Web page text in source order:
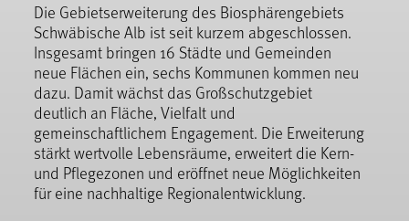
Die Gebietserweiterung des Biosphärengebiets
Schwäbische Alb ist seit kurzem abgeschlossen.
Insgesamt bringen 16 Städte und Gemeinden
neue Flächen ein, sechs Kommunen kommen neu
dazu. Damit wächst das Großschutzgebiet
deutlich an Fläche, Vielfalt und
gemeinschaftlichem Engagement. Die Erweiterung
stärkt wertvolle Lebensräume, erweitert die Kern-
und Pflegezonen und eröffnet neue Möglichkeiten
für eine nachhaltige Regionalentwicklung.